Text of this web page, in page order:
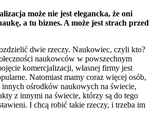
może nie jest elegancka, że oni
a tu biznes. A może jest strach przed
dwie rzeczy. Naukowiec, czyli kto?
naukowców w powszechnym
komercjalizacji, własnej firmy jest
Natomiast mamy coraz więcej osób,
innych ośrodków naukowych na świecie,
z innymi na świecie, którzy są do tego
I chcą robić takie rzeczy, i trzeba im